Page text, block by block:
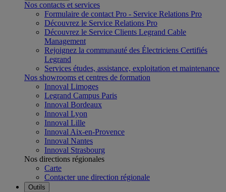
Nos contacts et services
Formulaire de contact Pro - Service Relations Pro
Découvrez le Service Relations Pro
Découvrez le Service Clients Legrand Cable
Management
Rejoignez la communauté des Électriciens Certifiés
Legrand
Services études, assistance, exploitation et maintenance
Nos showrooms et centres de formation
Innoval Limoges
Legrand Campus Paris
Innoval Bordeaux
Innoval Lyon
Innoval Lille
Innoval Aix-en-Provence
Innoval Nantes
Innoval Strasbourg
Nos directions régionales
Carte
Contacter une direction régionale
Outils